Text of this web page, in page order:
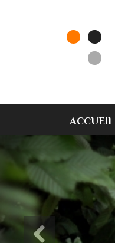
ACCUEIL